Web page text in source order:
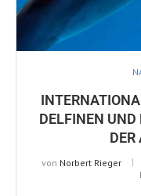
DELFINEN UND
DER
von Norbert Rieger